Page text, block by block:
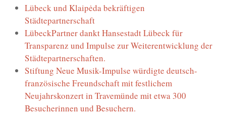
Lübeck und Klaipėda bekräftigen
Städtepartnerschaft
LübeckPartner dankt Hansestadt Lübeck für
Transparenz und Impulse zur Weiterentwicklung der
Städtepartnerschaften.
Stiftung Neue Musik-Impulse würdigte deutsch-
französische Freundschaft mit festlichem
Neujahrskonzert in Travemünde mit etwa 300
Besucherinnen und Besuchern.